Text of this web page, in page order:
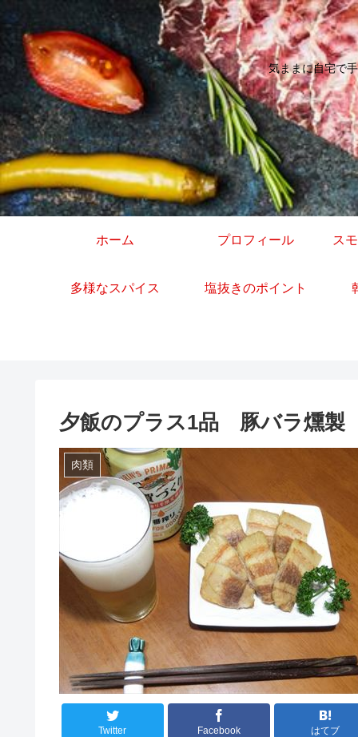
気ままに自宅で
ホーム プロフィール ス
多様なスパイス 塩抜きのポイント
夕飯のプラス1品 豚バラ燻
肉類
Twitter Facebook はてブ